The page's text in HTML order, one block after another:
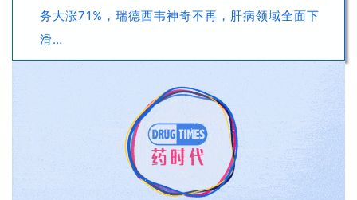
务大涨71%，瑞德西韦神奇不再，肝病领域全面下
滑…